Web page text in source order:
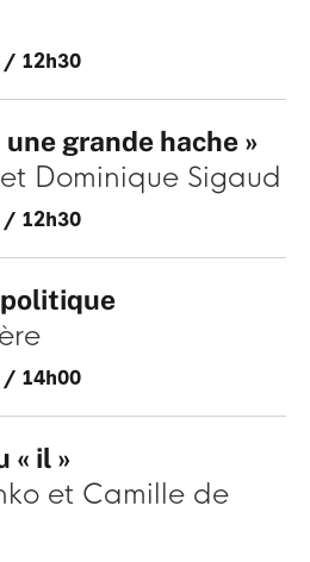
/ 12h30
une grande hache »
Dominique Sigaud
/ 12h30
politique
/ 14h00
« il »
Camille de